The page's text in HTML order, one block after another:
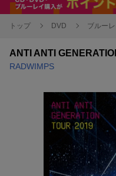
トップ DVD ブルーレ
ANTI ANTI
RADWIMPS